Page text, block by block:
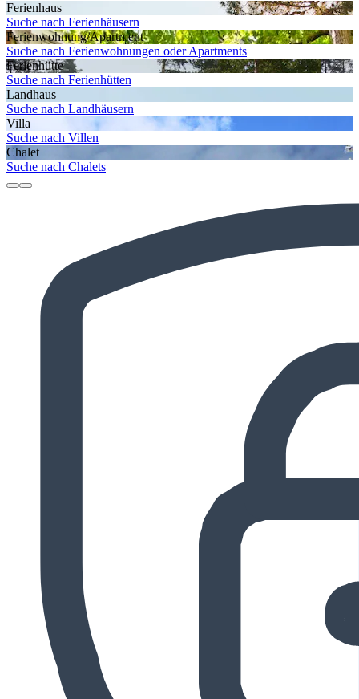
Ferienhaus
Suche nach Ferienhäusern
Ferienwohnung/Apartment
Suche nach Ferienwohnungen oder Apartments
Ferienhütte
Suche nach Ferienhütten
Landhaus
Suche nach Landhäusern
Villa
Suche nach Villen
Chalet
Suche nach Chalets